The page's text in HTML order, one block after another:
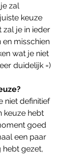
zal
keuze
zal je in ieder
misschien
wat je niet
duidelijk =)
niet definitief
keuze hebt
goed
een paar
hebt gezet,